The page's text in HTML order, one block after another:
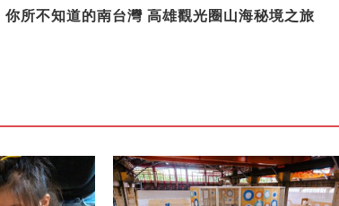
你所不知道的南台灣 高雄觀光圈山海秘境之旅